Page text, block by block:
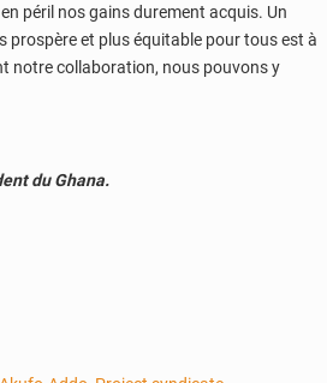
péril nos gains durement acquis. Un
prospère et plus équitable pour tous est à
notre collaboration, nous pouvons y
du Ghana.